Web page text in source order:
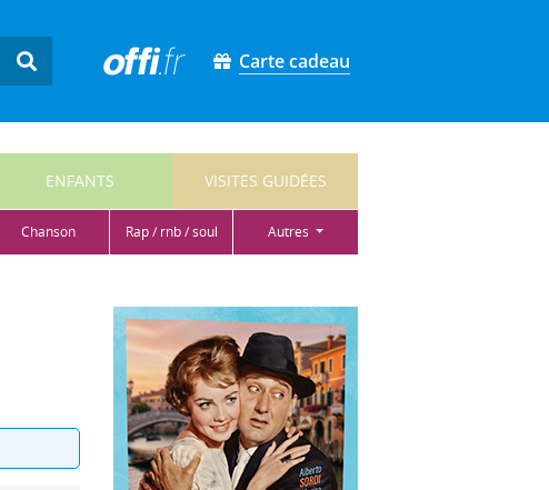
Carte cadeau
ENFANTS VISITES GUIDÉES
chanson rap / rnb / soul autres